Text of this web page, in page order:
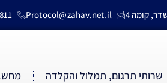
Protocol@zahav.net.il
שרותי תרגום, תמלול והקלדה